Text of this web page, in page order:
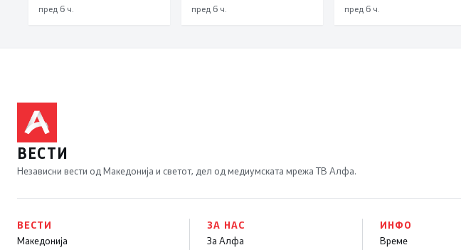
пред 6 ч. пред 6 ч. пред 6 ч.
ВЕСТИ
Независни вести од Македонија и светот, дел од медиумската мрежа ТВ Алфа.
ВЕСТИ
Македонија
ЗА НАС
За Алфа
ИНФО
Време